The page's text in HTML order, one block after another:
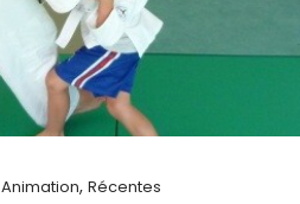
Animation,Récentes